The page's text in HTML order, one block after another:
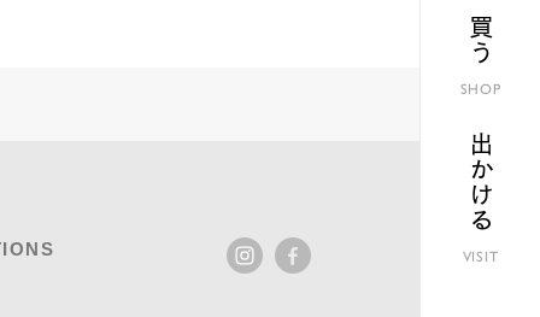
買う
SHOP
出かける
VISIT